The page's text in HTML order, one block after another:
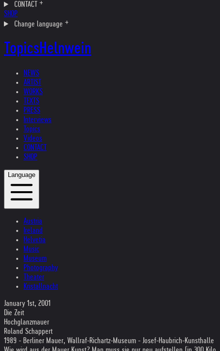
CONTACT
SHOP
Change language
TopicsHelnwein
NEWS
ARTIST
WORKS
TEXTS
PRESS
Interviews
Topics
Videos
CONTACT
SHOP
Language
Austria
Ireland
Helvetia
Music
Museum
Photography
Theater
Kristallnacht
January 1st, 2001
Die Zeit
Hochglanzmauer
Roland Schappert
1989 - Berliner Mauer, Wallraf-Richartz-Museum - Josef-Haubrich-Kunsthalle